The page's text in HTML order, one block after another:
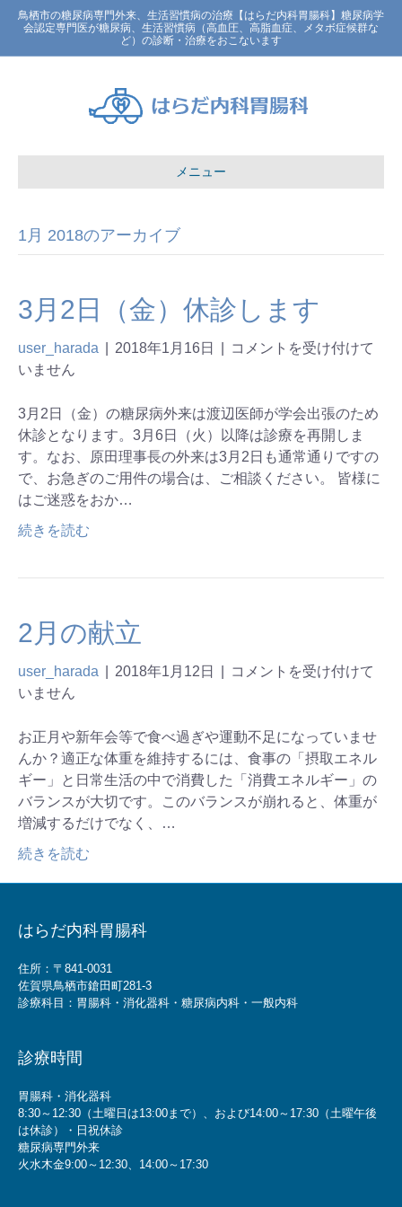
鳥栖市の糖尿病専門外来、生活習慣病の治療【はらだ内科胃腸科】糖尿病学
会認定専門医が糖尿病、生活習慣病（高血圧、高脂血症、メタボ症候群な
ど）の診断・治療をおこないます
メニュー
1月 2018のアーカイブ
3月2日（金）休診します
user_harada 2018年1月16日
コメントを受け付けて
いません
3月2日（金）の糖尿病外来は渡辺医師が学会出張のため
休診となります。3月6日（火）以降は診療を再開しま
す。なお、原田理事長の外来は3月2日も通常通りですの
で、お急ぎのご用件の場合は、ご相談ください。 皆様に
はご迷惑をおか…
続きを読む
2月の献立
user_harada 2018年1月12日
コメントを受け付けて
いません
お正月や新年会等で食べ過ぎや運動不足になっていませ
んか？適正な体重を維持するには、食事の「摂取エネル
ギー」と日常生活の中で消費した「消費エネルギー」の
バランスが大切です。このバランスが崩れると、体重が
増減するだけでなく、…
続きを読む
はらだ内科胃腸科
住所：〒841-0031
佐賀県鳥栖市鎗田町281-3
診療科目：胃腸科・消化器科・糖尿病内科・一般内科
診療時間
胃腸科・消化器科
8:30～12:30（土曜日は13:00まで）、および14:00～17:30（土曜午後
は休診）・日祝休診
糖尿病専門外来
火水木金9:00～12:30、14:00～17:30